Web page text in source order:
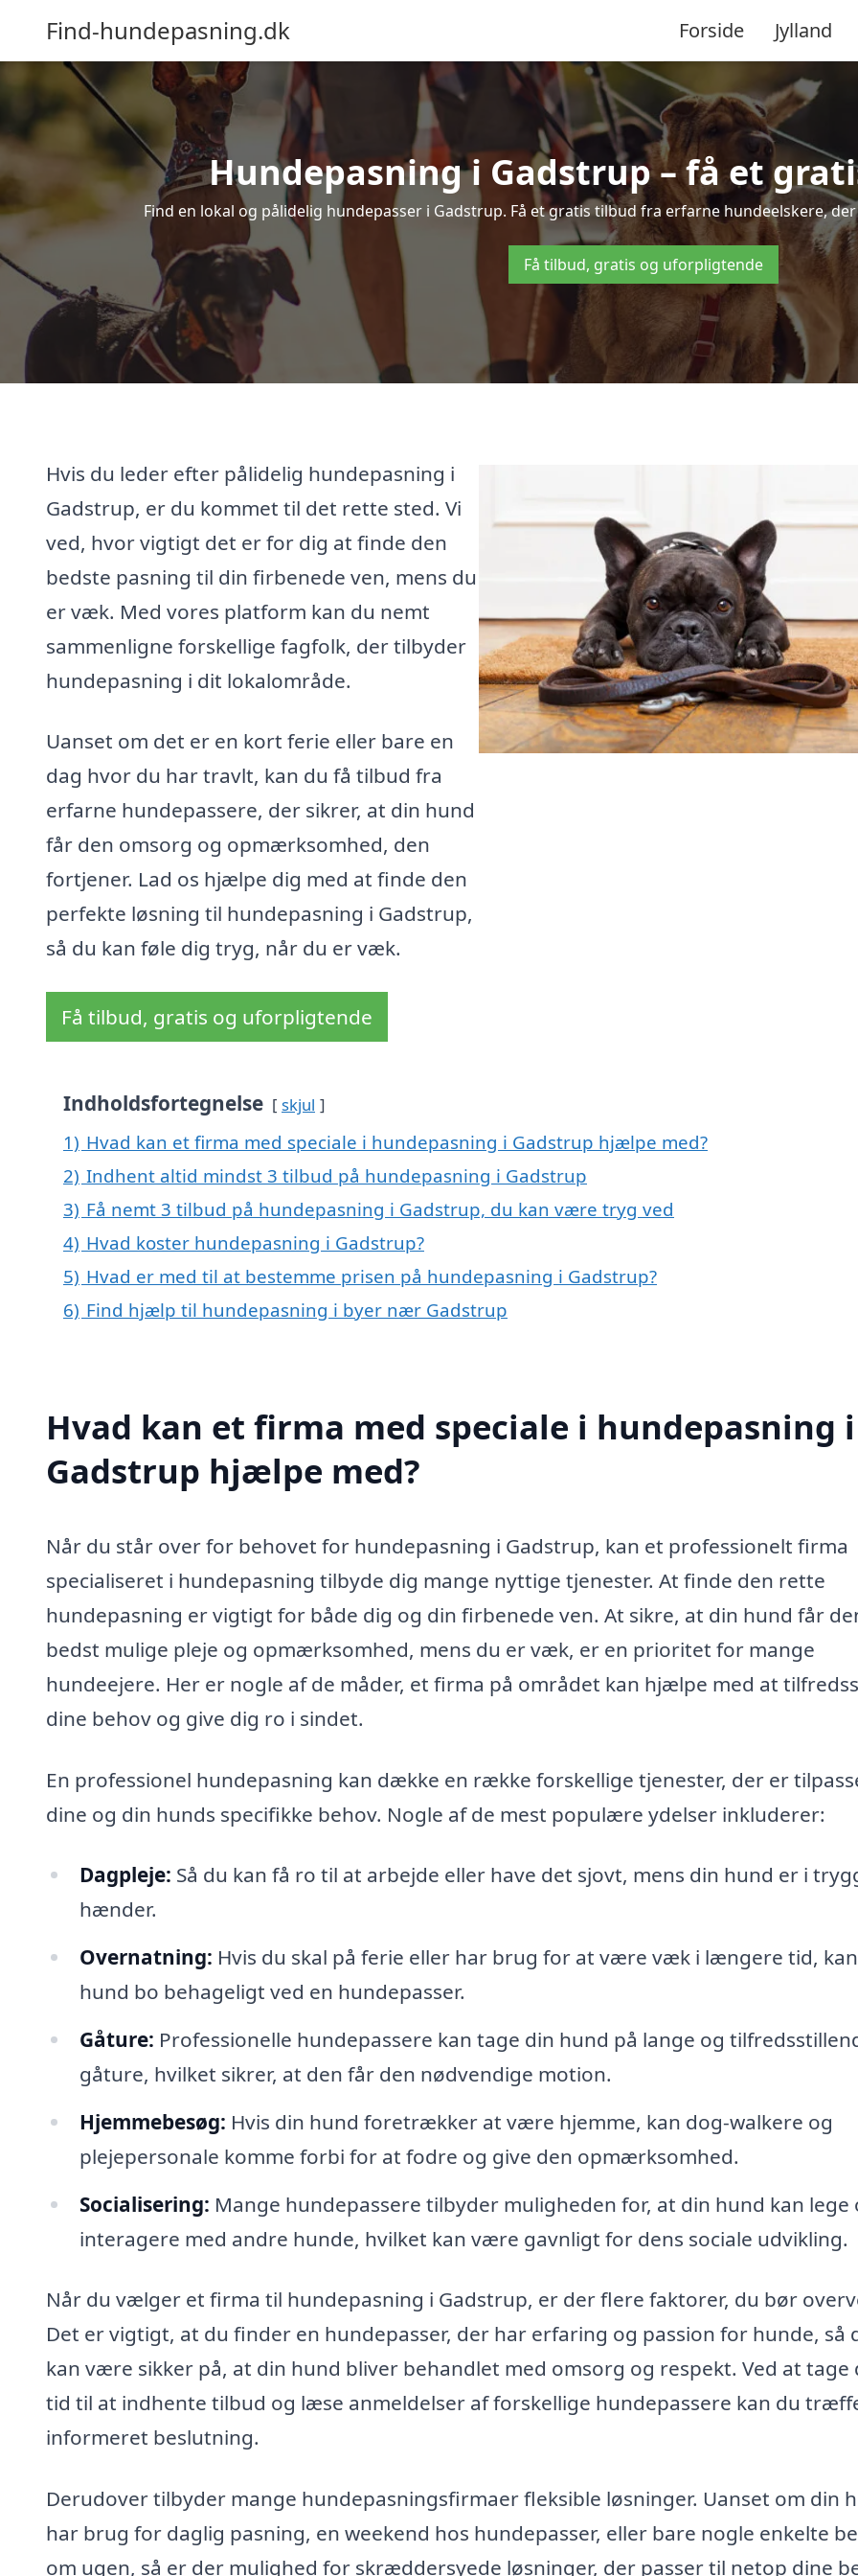
Find-hundepasning.dk Forside Jylland
Hundepasning i Gadstrup – få et
Find en lokal og pålidelig hundepasser i Gadstrup. Få et gratis tilbud fra erfarne hundeelskere,
Få tilbud, gratis og uforpligtende
Hvis du leder efter pålidelig hundepasning i
Gadstrup, er du kommet til det rette sted. Vi
ved, hvor vigtigt det er for dig at finde den
bedste pasning til din firbenede ven, mens du
er væk. Med vores platform kan du nemt
sammenligne forskellige fagfolk, der tilbyder
hundepasning i dit lokalområde.
Uanset om det er en kort ferie eller bare en
dag hvor du har travlt, kan du få tilbud fra
erfarne hundepassere, der sikrer, at din hund
får den omsorg og opmærksomhed, den
fortjener. Lad os hjælpe dig med at finde den
perfekte løsning til hundepasning i Gadstrup,
så du kan føle dig tryg, når du er væk.
Få tilbud, gratis og uforpligtende
Indholdsfortegnelse skjul
1) Hvad kan et firma med speciale i hundepasning i Gadstrup hjælpe med?
2) Indhent altid mindst 3 tilbud på hundepasning i Gadstrup
3) Få nemt 3 tilbud på hundepasning i Gadstrup, du kan være tryg ved
4) Hvad koster hundepasning i Gadstrup?
5) Hvad er med til at bestemme prisen på hundepasning i Gadstrup?
6) Find hjælp til hundepasning i byer nær Gadstrup
Hvad kan et firma med speciale i hundepasning i
Gadstrup hjælpe med?
Når du står over for behovet for hundepasning i Gadstrup, kan et professionelt firma
specialiseret i hundepasning tilbyde dig mange nyttige tjenester. At finde den rette
hundepasning er vigtigt for både dig og din firbenede ven. At sikre, at din hund får
bedst mulige pleje og opmærksomhed, mens du er væk, er en prioritet for mange
hundeejere. Her er nogle af de måder, et firma på området kan hjælpe med at
dine behov og give dig ro i sindet.
En professionel hundepasning kan dække en række forskellige tjenester, der er
dine og din hunds specifikke behov. Nogle af de mest populære ydelser inkluderer:
Dagpleje: Så du kan få ro til at arbejde eller have det sjovt, mens din hund er i
hænder.
Overnatning: Hvis du skal på ferie eller har brug for at være væk i længere tid,
hund bo behageligt ved en hundepasser.
Gåture: Professionelle hundepassere kan tage din hund på lange og
gåture, hvilket sikrer, at den får den nødvendige motion.
Hjemmebesøg: Hvis din hund foretrækker at være hjemme, kan dog-walkere og
plejepersonale komme forbi for at fodre og give den opmærksomhed.
Socialisering: Mange hundepassere tilbyder muligheden for, at din hund kan lege
interagere med andre hunde, hvilket kan være gavnligt for dens sociale udvikling.
Når du vælger et firma til hundepasning i Gadstrup, er der flere faktorer, du bør
Det er vigtigt, at du finder en hundepasser, der har erfaring og passion for hunde, så
kan være sikker på, at din hund bliver behandlet med omsorg og respekt. Ved at tage
tid til at indhente tilbud og læse anmeldelser af forskellige hundepassere kan du
informeret beslutning.
Derudover tilbyder mange hundepasningsfirmaer fleksible løsninger. Uanset om din
har brug for daglig pasning, en weekend hos hundepasser, eller bare nogle enkelte
om ugen, så er der mulighed for skræddersyede løsninger, der passer til netop dine